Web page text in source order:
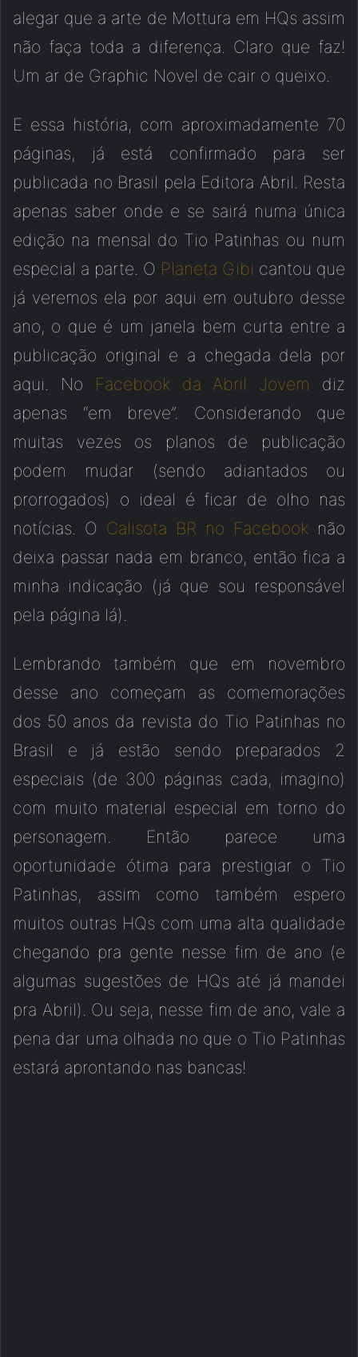
alegar que a arte de Mottura em HQs assim
não faça toda a diferença. Claro que faz!
Um ar de Graphic Novel de cair o queixo.
E essa história, com aproximadamente 70
páginas, já está confirmado para ser
publicada no Brasil pela Editora Abril. Resta
apenas saber onde e se sairá numa única
edição na mensal do Tio Patinhas ou num
especial a parte. O Planeta Gibi cantou que
já veremos ela por aqui em outubro desse
ano, o que é um janela bem curta entre a
publicação original e a chegada dela por
aqui. No Facebook da Abril Jovem diz
apenas “em breve”. Considerando que
muitas vezes os planos de publicação
podem mudar (sendo adiantados ou
prorrogados) o ideal é ficar de olho nas
notícias. O Calisota BR no Facebook não
deixa passar nada em branco, então fica a
minha indicação (já que sou responsável
pela página lá).
Lembrando também que em novembro
desse ano começam as comemorações
dos 50 anos da revista do Tio Patinhas no
Brasil e já estão sendo preparados 2
especiais (de 300 páginas cada, imagino)
com muito material especial em torno do
personagem. Então parece uma
oportunidade ótima para prestigiar o Tio
Patinhas, assim como também espero
muitos outras HQs com uma alta qualidade
chegando pra gente nesse fim de ano (e
algumas sugestões de HQs até já mandei
pra Abril). Ou seja, nesse fim de ano, vale a
pena dar uma olhada no que o Tio Patinhas
estará aprontando nas bancas!